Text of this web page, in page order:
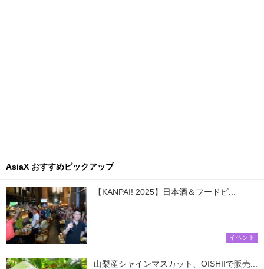
AsiaX おすすめピックアップ
【KANPAI! 2025】日本酒＆フードビ...
イベント
山梨産シャインマスカット、OISHIIで販売...